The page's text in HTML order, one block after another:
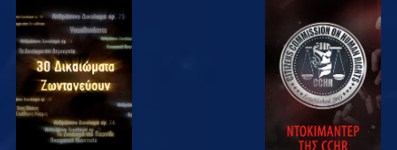
ΠΑΡΑΚΟΛΟΥΘΗΣΤΕ ΠΑΡΑΚΟΛΟΥΘΗΣΤΕ